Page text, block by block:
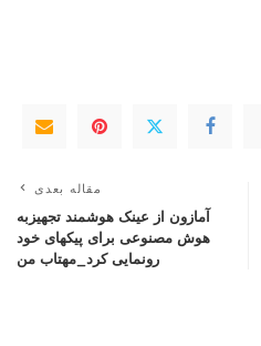
مقاله بعدی
آمازون از عینک هوشمند تجهیزبه
هوش مصنوعی برای پیکهای خود
رونمایی کرد_مهتاب من